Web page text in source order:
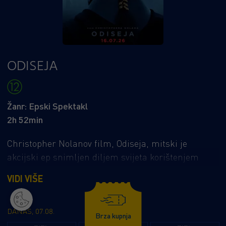
ODISEJA
Žanr: Epski Spektakl
2h 52min
Christopher Nolanov film, Odiseja, mitski je
akcijski ep snimljen diljem svijeta korištenjem
potpuno nove IMAX® filmske tehnologije. Film po
prvi put donosi Homerovu temeljnu sagu na IMAX®
filmska platna i u kinima diljem svijeta.
VIDI VIŠE
DANAS, 07.08. Brza kupnja